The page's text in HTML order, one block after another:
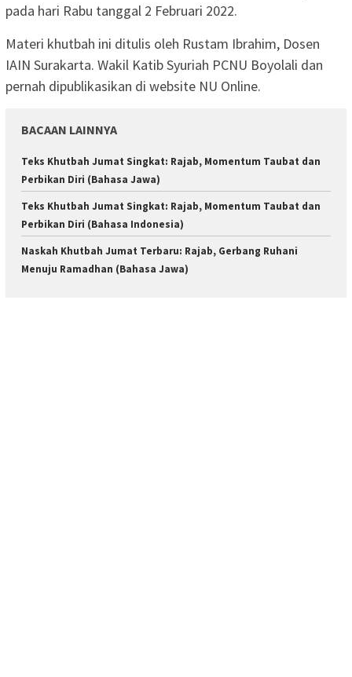
pada hari Rabu tanggal 2 Februari 2022.
Materi khutbah ini ditulis oleh Rustam Ibrahim, Dosen
IAIN Surakarta. Wakil Katib Syuriah PCNU Boyolali dan
pernah dipublikasikan di website NU Online.
BACAAN LAINNYA
Teks Khutbah Jumat Singkat: Rajab, Momentum Taubat dan
Perbikan Diri (Bahasa Jawa)
Teks Khutbah Jumat Singkat: Rajab, Momentum Taubat dan
Perbikan Diri (Bahasa Indonesia)
Naskah Khutbah Jumat Terbaru: Rajab, Gerbang Ruhani
Menuju Ramadhan (Bahasa Jawa)